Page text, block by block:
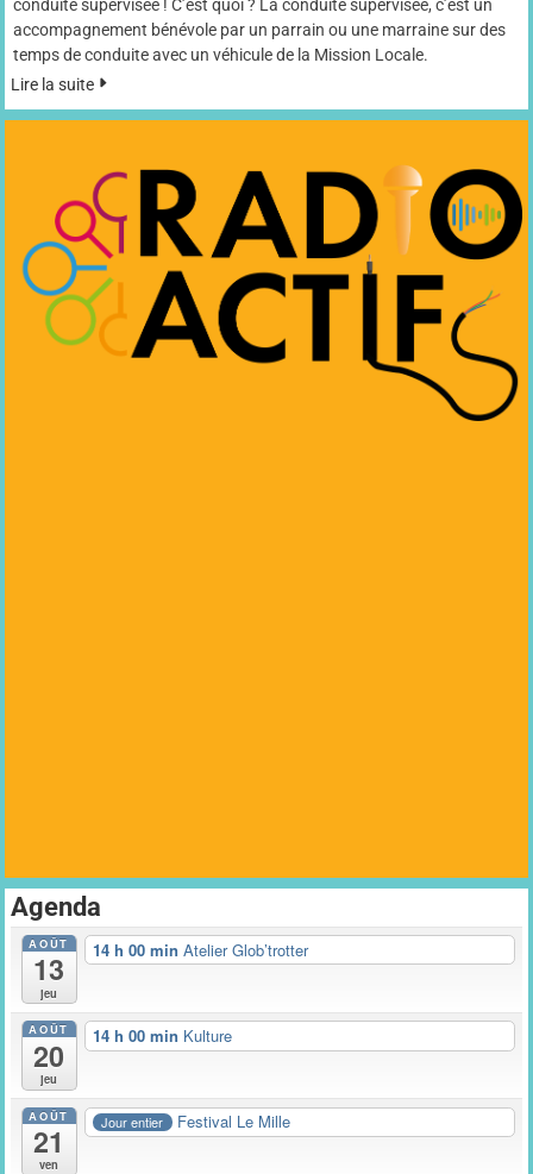
conduite supervisée ! C’est quoi ? La conduite supervisée, c’est un
accompagnement bénévole par un parrain ou une marraine sur des
temps de conduite avec un véhicule de la Mission Locale.
Lire la suite
Agenda
AOÛT
13
jeu
14 h 00 min Atelier Glob’trotter
AOÛT
20
jeu
14 h 00 min Kulture
AOÛT
21
ven
Jour entier Festival Le Mille